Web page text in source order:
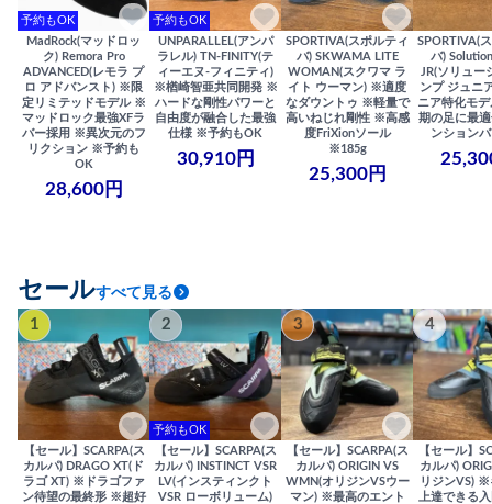
予約もOK
MadRock(マッドロッ
ク) Remora Pro
ADVANCED(レモラ プ
ロ アドバンスト) ※限
定リミテッドモデル ※
マッドロック最強XFラ
バー採用 ※異次元のフ
リクション ※予約も
OK
28,600円
予約もOK
UNPARALLEL(アンパ
ラレル) TN-FINITY(テ
ィーエヌ-フィニティ)
※楢崎智亜共同開発 ※
ハードな剛性パワーと
自由度が融合した最強
仕様 ※予約もOK
30,910円
SPORTIVA(スポルティ
バ) SKWAMA LITE
WOMAN(スクワマ ラ
イト ウーマン) ※適度
なダウントゥ ※軽量で
高いねじれ剛性 ※高感
度FriXionソール
※185g
25,300円
SPORTIVA(
バ)
JR(ソリュー
ンプ ジュニ
ニア特化モ
期の足に最
ンション
セールすべて見る
1
【セール】SCARPA(ス
カルパ) DRAGO XT(ド
ラゴ XT) ※ドラゴファ
ン待望の最終形 ※超好
2
予約もOK
【セール】SCARPA(ス
カルパ) INSTINCT VSR
LV(インスティンクト
VSR ローボリューム)
3
【セール】SCARPA(ス
カルパ) ORIGIN VS
WMN(オリジンVSウー
マン) ※最高のエント
4
【セール】
カルパ)
リジンVS) ※
上達できる